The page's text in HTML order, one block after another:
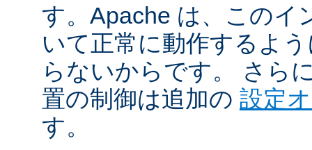
す。Apache は、このイ
いて正常に動作するよ
らないからです。 さら
置の制御は追加の 設定
す。